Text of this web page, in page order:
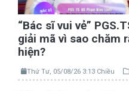
“Bác sĩ vui vẻ”
giải mã vì sao chăm
hiện?
Thứ Tư, 05/08/26 3:13 Chiều